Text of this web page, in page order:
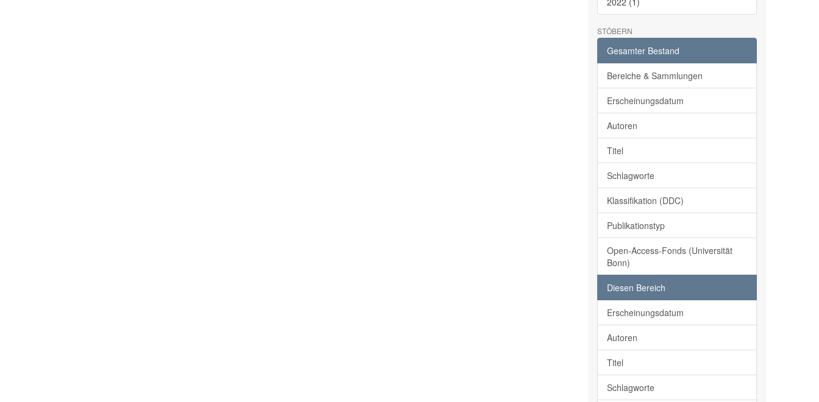
STÖBERN
Gesamter Bestand
Bereiche & Sammlungen
Erscheinungsdatum
Autoren
Titel
Schlagworte
Klassifikation (DDC)
Publikationstyp
Open-Access-Fonds (Universität
Bonn)
Diesen Bereich
Erscheinungsdatum
Autoren
Titel
Schlagworte